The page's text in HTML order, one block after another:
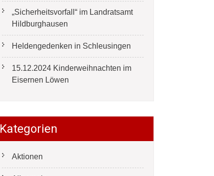
„Sicherheitsvorfall“ im Landratsamt
Hildburghausen
Heldengedenken in Schleusingen
15.12.2024 Kinderweihnachten im
Eisernen Löwen
Kategorien
Aktionen